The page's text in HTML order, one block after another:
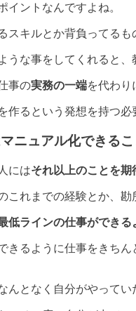
イントなんですよね。
スキルとか背負ってる
うな事をしてくれると
事の実務の一端を代わり
作るという発想を持つ必
ニュアル化できる
にはそれ以上のことを
これまでの経験とか、勘
低ラインの仕事ができる
きるように仕事をきち
んとなく自分がやってい